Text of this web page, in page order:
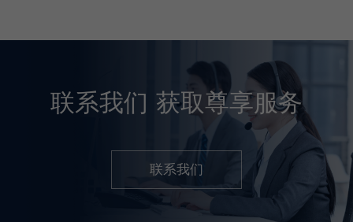
联系我们 获取尊享服务
联系我们